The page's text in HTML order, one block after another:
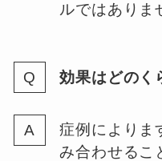
ルではありま
効果はどのく
症例によりま
み合わせるこ